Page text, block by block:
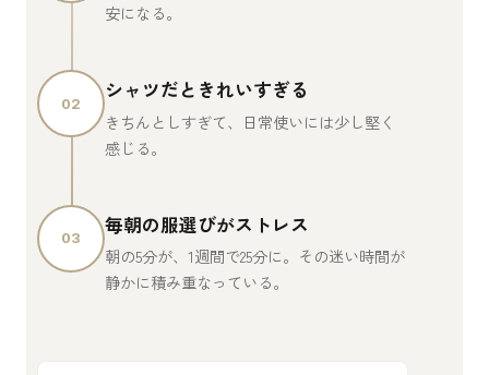
安になる。
02
シャツだときれいすぎる
きちんとしすぎて、日常使いには少し堅く
感じる。
03
毎朝の服選びがストレス
朝の5分が、1週間で25分に。その迷い時間が
静かに積み重なっている。